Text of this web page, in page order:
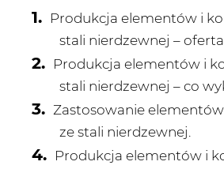
Produkcja elementów i
stali nierdzewnej –
Produkcja elementów i
stali nierdzewnej – co
Zastosowanie
ze stali nierdzewnej.
Produkcja elementów i